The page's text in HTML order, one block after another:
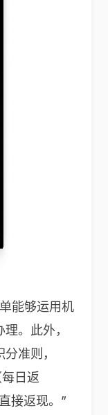
能够运用机
。此外，
准则，
日返
接返现。”